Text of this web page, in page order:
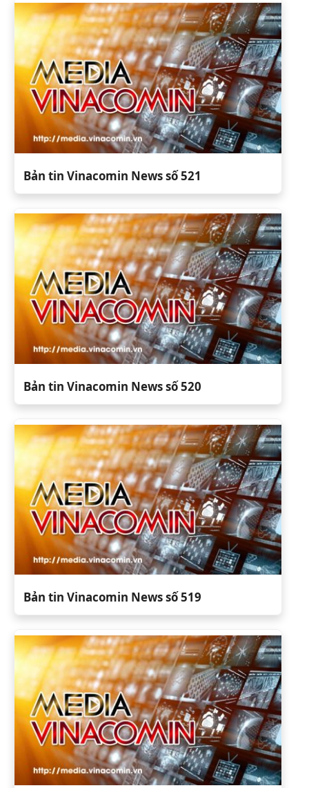
Bản tin Vinacomin News số 521
Bản tin Vinacomin News số 520
Bản tin Vinacomin News số 519